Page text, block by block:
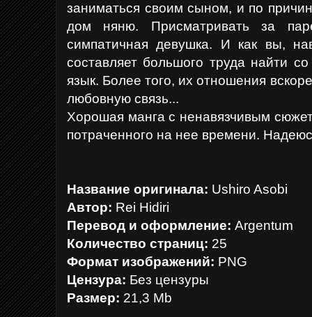
заниматься своим сыном, и по
дом няню. Присматривать за
симпатичная девушка. И как вы,
составляет большого труда найти
язык. Более того, их отношения
любовную связь...
Хорошая манга с ненавязчивым
потраченного на нее времени.
Название оригинала: Ushiro Asobi
Автор: Rei Hidiri
Перевод и оформление: Argentum
Количество страниц: 25
Формат изображений: PNG
Цензура: Без цензуры
Размер: 21,3 Mb